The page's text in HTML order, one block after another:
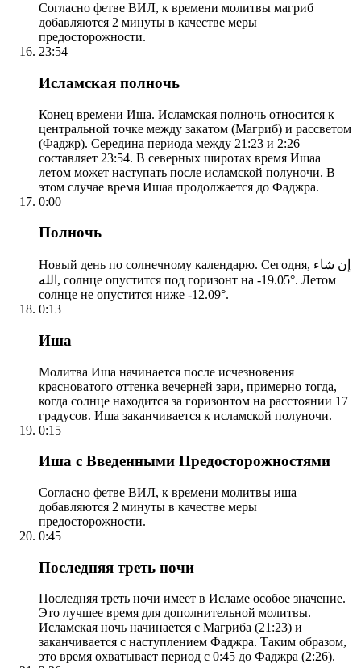
Согласно фетве ВИЛ, к времени молитвы магриб
добавляются 2 минуты в качестве меры
предосторожности.
23:54
Исламская полночь
Конец времени Иша. Исламская полночь относится к
центральной точке между закатом (Магриб) и рассветом
(Фаджр). Середина периода между 21:23 и 2:26
составляет 23:54. В северных широтах время Ишаа
летом может наступать после исламской полуночи. В
этом случае время Ишаа продолжается до Фаджра.
0:00
Полночь
Новый день по солнечному календарю. Сегодня, إن شاء
الله, солнце опустится под горизонт на -19.05°. Летом
солнце не опустится ниже -12.09°.
0:13
Иша
Молитва Иша начинается после исчезновения
красноватого оттенка вечерней зари, примерно тогда,
когда солнце находится за горизонтом на расстоянии 17
градусов. Иша заканчивается к исламской полуночи.
0:15
Иша с Введенными Предосторожностями
Согласно фетве ВИЛ, к времени молитвы иша
добавляются 2 минуты в качестве меры
предосторожности.
0:45
Последняя треть ночи
Последняя треть ночи имеет в Исламе особое значение.
Это лучшее время для дополнительной молитвы.
Исламская ночь начинается с Магриба (21:23) и
заканчивается с наступлением Фаджра. Таким образом,
это время охватывает период с 0:45 до Фаджра (2:26).